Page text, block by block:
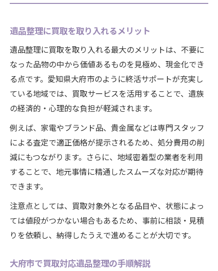
遺品整理に買取を取り入れるメリット
遺品整理に買取を取り入れる最大のメリットは、不要に
なった品物の中から価値あるものを見極め、現金化でき
る点です。愛知県大府市のように終活サポートが充実し
ている地域では、買取サービスを活用することで、遺族
の経済的・心理的な負担が軽減されます。
例えば、家電やブランド品、貴金属などは専門スタッフ
による査定で適正価格が提示されるため、処分費用の削
減にもつながります。さらに、地域密着型の業者を利用
することで、地元事情に精通したスムーズな対応が期待
できます。
注意点としては、買取対象外となる品目や、状態によっ
ては値段がつかない場合もあるため、事前に相談・見積
りを依頼し、納得したうえで進めることが大切です。
大府市で買取対応遺品整理の手順解説